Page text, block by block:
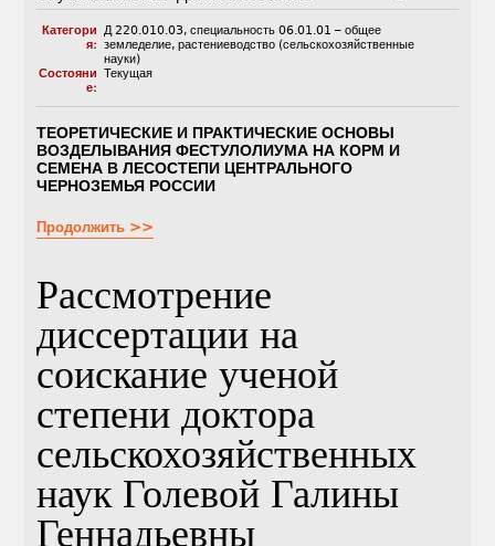
Категори
я:
Д 220.010.03, специальность 06.01.01 – общее
земледелие, растениеводство (сельскохозяйственные
науки)
Состояни
е:
Текущая
ТЕОРЕТИЧЕСКИЕ И ПРАКТИЧЕСКИЕ ОСНОВЫ
ВОЗДЕЛЫВАНИЯ ФЕСТУЛОЛИУМА НА КОРМ И
СЕМЕНА В ЛЕСОСТЕПИ ЦЕНТРАЛЬНОГО
ЧЕРНОЗЕМЬЯ РОССИИ
Продолжить >>
Рассмотрение
диссертации на
соискание ученой
степени доктора
сельскохозяйственных
наук Голевой Галины